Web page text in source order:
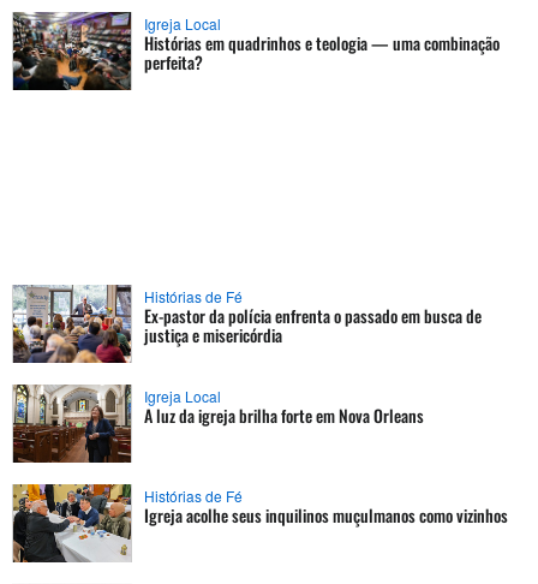
Igreja Local
Histórias em quadrinhos e teologia — uma combinação
perfeita?
Histórias de Fé
Ex-pastor da polícia enfrenta o passado em busca de
justiça e misericórdia
Igreja Local
A luz da igreja brilha forte em Nova Orleans
Histórias de Fé
Igreja acolhe seus inquilinos muçulmanos como vizinhos